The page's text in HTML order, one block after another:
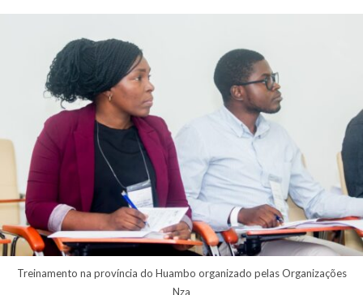
Treinamento na província do Huambo organizado pelas Organizações
Nza